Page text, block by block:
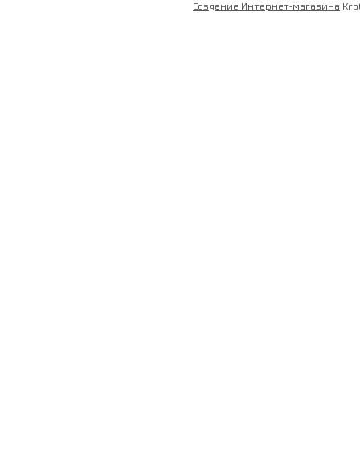
Создание Интернет-магазина